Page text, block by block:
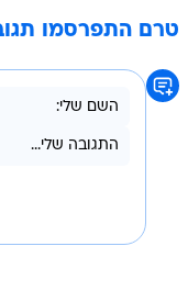
טרם התפרסמו